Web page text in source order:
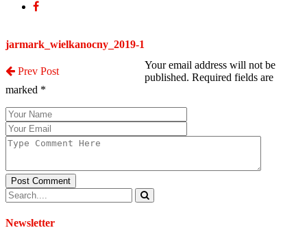
jarmark_wielkanocny_2019-1
Prev Post
Your email address will not be
published. Required fields are
marked *
Post Comment
Newsletter